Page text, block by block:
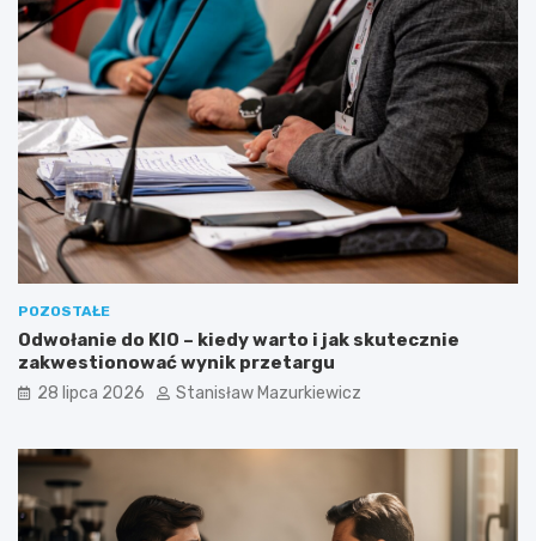
POZOSTAŁE
Odwołanie do KIO – kiedy warto i jak skutecznie
zakwestionować wynik przetargu
28 lipca 2026 Stanisław Mazurkiewicz